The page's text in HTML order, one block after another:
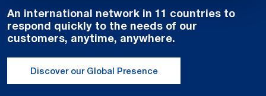
An international network in 11 countries to
respond quickly to the needs of our
customers, anytime, anywhere.
Discover our Global Presence